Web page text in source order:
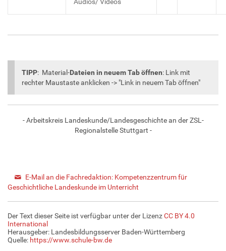
TIPP: Material-Dateien in neuem Tab öffnen: Link mit
rechter Maustaste anklicken -> "Link in neuem Tab öffnen"
- Arbeitskreis Landeskunde/Landesgeschichte an der ZSL-
Regionalstelle Stuttgart -
E-Mail an die Fachredaktion: Kompetenzzentrum für
Geschichtliche Landeskunde im Unterricht
Der Text dieser Seite ist verfügbar unter der LizenzCC BY 4.0
International
Herausgeber: Landesbildungsserver Baden-Württemberg
Quelle: https://www.schule-bw.de